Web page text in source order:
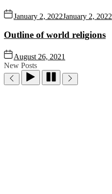
January 2, 2022January 2, 2022
Outline of world religions
August 26, 2021
New Posts